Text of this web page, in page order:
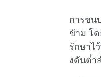
การชน
ข้าม โ
รักษาไ
งดันต่ํา